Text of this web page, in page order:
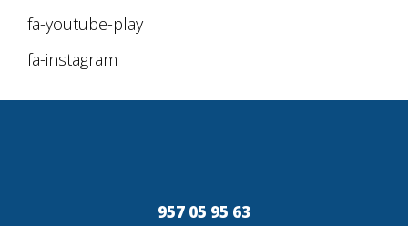
fa-youtube-play
fa-instagram
957 05 95 63